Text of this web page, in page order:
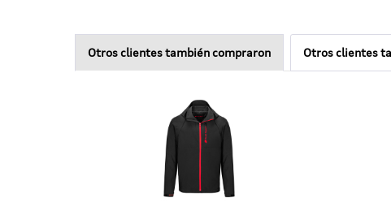
Otros clientes también compraron Otros clientes